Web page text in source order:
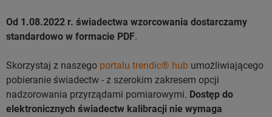
Od 1.08.2022 r. świadectwa wzorcowania dostarczamy
standardowo w formacie PDF.
Skorzystaj z naszego portalu trendic® hub umożliwiającego
pobieranie świadectw - z szerokim zakresem opcji
nadzorowania przyrządami pomiarowymi. Dostęp do
elektronicznych świadectw kalibracji nie wymaga